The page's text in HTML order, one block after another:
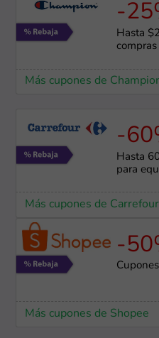
-
Hasta
Más cupones de
-
Hasta
para
Más cupones de Carrefour
-
Más cupones de Shopee